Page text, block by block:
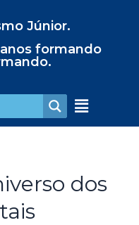
Júnior.
formando
dos